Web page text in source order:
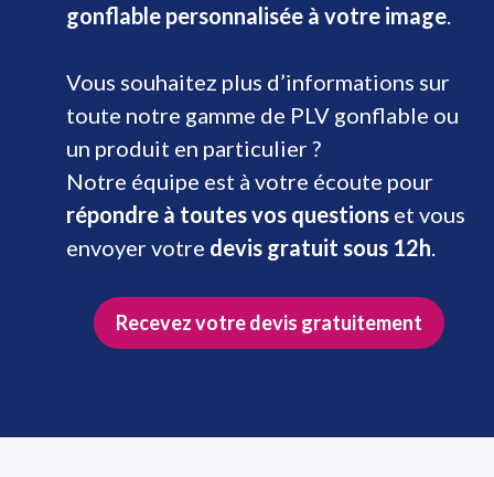
gonflable personnalisée à votre image.
Vous souhaitez plus d’informations sur
toute notre gamme de PLV gonflable ou
un produit en particulier ?
Notre équipe est à votre écoute pour
répondre à toutes vos questions et vous
envoyer votre devis gratuit sous 12h.
Recevez votre devis gratuitement